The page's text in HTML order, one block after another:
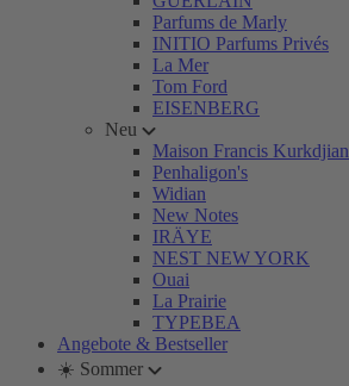
Parfums de Marly
INITIO Parfums Privés
La Mer
Tom Ford
EISENBERG
Neu
Maison Francis Kurkdjian
Penhaligon's
Widian
New Notes
IRÄYE
NEST NEW YORK
Ouai
La Prairie
TYPEBEA
Angebote & Bestseller
☀️ Sommer